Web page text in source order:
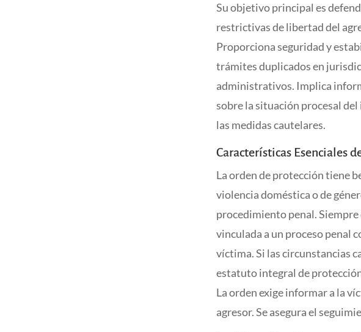
Su objetivo principal es
restrictivas de libertad del
Proporciona seguridad y
trámites duplicados en
administrativos. Implica
sobre la situación procesal
las medidas cautelares.
Características Esenciales
La orden de protección tiene
violencia doméstica o de
procedimiento penal. Siempre
vinculada a un proceso penal
víctima. Si las circunstancias
estatuto integral de
La orden exige informar a la
agresor. Se asegura el